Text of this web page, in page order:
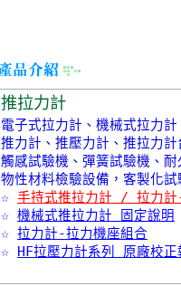
推拉力計
電子式拉力計、機械式拉力
推力計、推壓力計、推拉力
觸感試驗機、彈簧試驗機、
物性材料檢驗設備，客製化
☆ 手持式推拉力計 / 拉力計
☆ 機械式推拉力計 固定說明
☆ 拉力計-拉力機座組合
☆ HF拉壓力計系列 原廠校正